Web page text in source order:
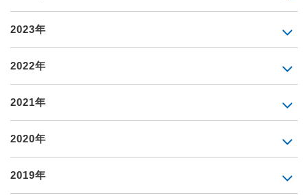
2023年
2022年
2021年
2020年
2019年